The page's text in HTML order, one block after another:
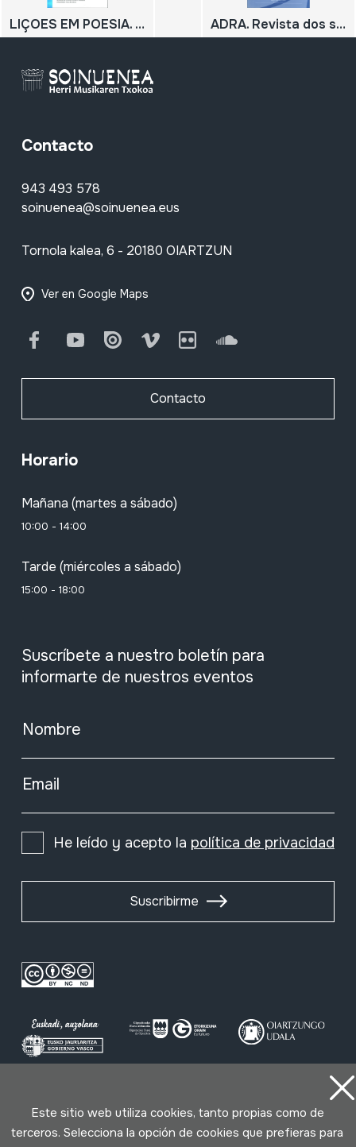
LIÇOES EM POESIA. O A.B.C. de Cordel no Brasil: Um Abc Poético em Folheto ADRA. Revista dos socios e socias do Museo do Pobo Galego. Nº 3
Contacto
943 493 578
soinuenea@soinuenea.eus
Tornola kalea, 6 - 20180 OIARTZUN
Ver en Google Maps
FacebookYoutube Issuu Vimeo Flickr SoundCloud
Contacto
Horario
Mañana (martes a sábado)
10:00 - 14:00
Tarde (miércoles a sábado)
15:00 - 18:00
Suscríbete a nuestro boletín para
informarte de nuestros eventos
Nombre
Email
He leído y acepto la política de privacidad
Suscribirme
Condiciones de uso
Política de privacidad
Política de cookies
Este sitio web utiliza cookies, tanto propias como de
terceros. Selecciona la opción de cookies que prefieras para